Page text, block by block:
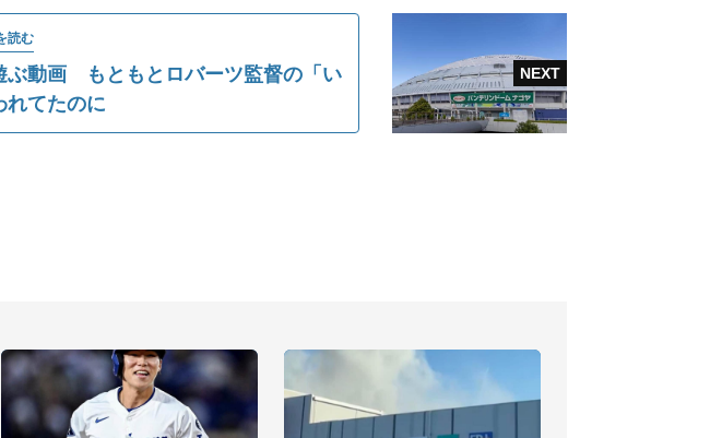
読む
ぶ動画 もともとロバーツ監督の「い
れてたのに